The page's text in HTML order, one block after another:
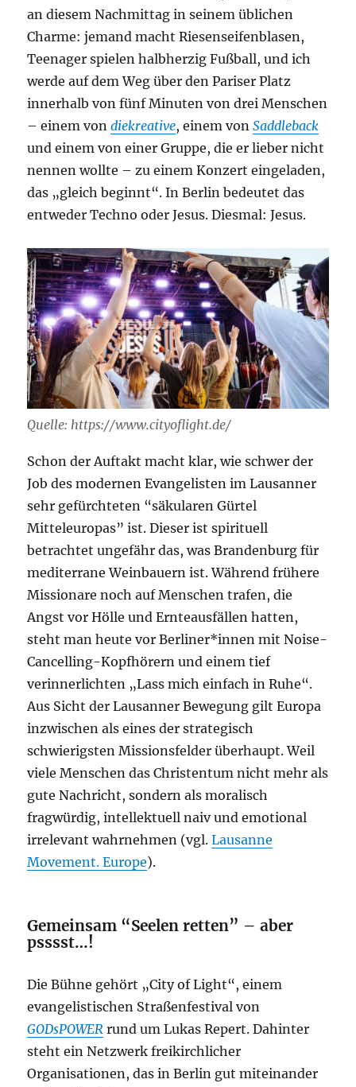
an diesem Nachmittag in seinem üblichen
Charme: jemand macht Riesenseifenblasen,
Teenager spielen halbherzig Fußball, und ich
werde auf dem Weg über den Pariser Platz
innerhalb von fünf Minuten von drei Menschen
– einem vondiekreative, einem vonSaddleback
und einem von einer Gruppe, die er lieber nicht
nennen wollte – zu einem Konzert eingeladen,
das „gleich beginnt“. In Berlin bedeutet das
entweder Techno oder Jesus. Diesmal: Jesus.
Quelle: https://www.cityoflight.de/
Schon der Auftakt macht klar, wie schwer der
Job des modernen Evangelisten im Lausanner
sehr gefürchteten “säkularen Gürtel
Mitteleuropas” ist. Dieser ist spirituell
betrachtet ungefähr das, was Brandenburg für
mediterrane Weinbauern ist. Während frühere
Missionare noch auf Menschen trafen, die
Angst vor Hölle und Ernteausfällen hatten,
steht man heute vor Berliner*innen mit Noise-
Cancelling-Kopfhörern und einem tief
verinnerlichten „Lass mich einfach in Ruhe“.
Aus Sicht der Lausanner Bewegung gilt Europa
inzwischen als eines der strategisch
schwierigsten Missionsfelder überhaupt. Weil
viele Menschen das Christentum nicht mehr als
gute Nachricht, sondern als moralisch
fragwürdig, intellektuell naiv und emotional
irrelevant wahrnehmen (vgl.Lausanne
Movement. Europe).
Gemeinsam “Seelen retten” – aber
psssst…!
Die Bühne gehört „City of Light“, einem
evangelistischen Straßenfestival von
GODsPOWER rund um Lukas Repert. Dahinter
steht ein Netzwerk freikirchlicher
Organisationen, das in Berlin gut miteinander